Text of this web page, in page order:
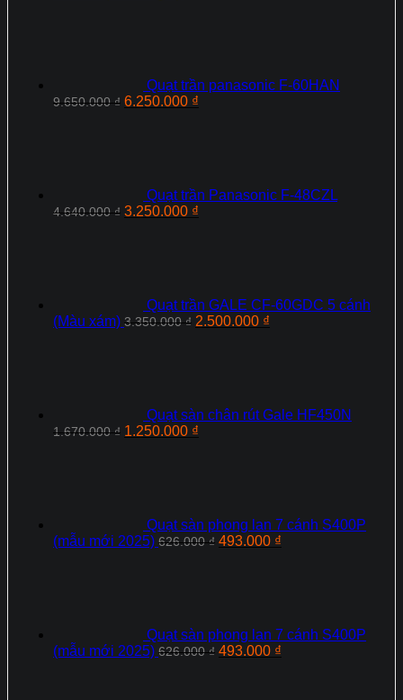
Quạt trần panasonic F-60HAN
9.650.000₫ Giá
6.250.000 ₫
Quạt trần Panasonic F‑48CZL
4.640.000₫ Giá
3.250.000 ₫
Quạt trần GALE CF-60GDC 5 cánh
(Màu xám) 3.350.000₫ Giá
2.500.000 ₫
Quạt sàn chân rút Gale HF450N
1.670.000₫ Giá
1.250.000 ₫
Quạt sàn phong lan 7 cánh S400P
(mẫu mới 2025) 626.000₫ Giá
493.000 ₫
Quạt sàn phong lan 7 cánh S400P
(mẫu mới 2025) 626.000₫ Giá
493.000 ₫